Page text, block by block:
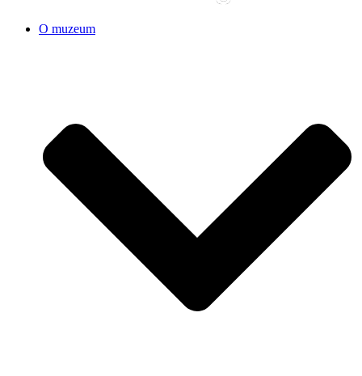
O muzeum